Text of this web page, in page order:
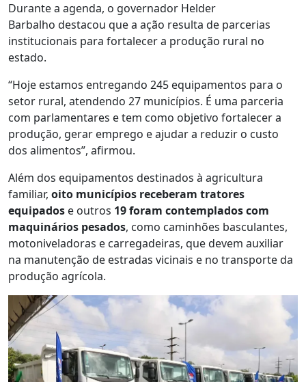
Durante a agenda, o governador Helder
Barbalho destacou que a ação resulta de parcerias
institucionais para fortalecer a produção rural no
estado.
“Hoje estamos entregando 245 equipamentos para o
setor rural, atendendo 27 municípios. É uma parceria
com parlamentares e tem como objetivo fortalecer a
produção, gerar emprego e ajudar a reduzir o custo
dos alimentos”, afirmou.
Além dos equipamentos destinados à agricultura
familiar, oito municípios receberam tratores
equipados e outros 19 foram contemplados com
maquinários pesados, como caminhões basculantes,
motoniveladoras e carregadeiras, que devem auxiliar
na manutenção de estradas vicinais e no transporte da
produção agrícola.